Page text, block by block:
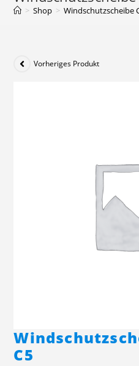
> Shop > Windschutzscheibe
Vorheriges Produkt
C5